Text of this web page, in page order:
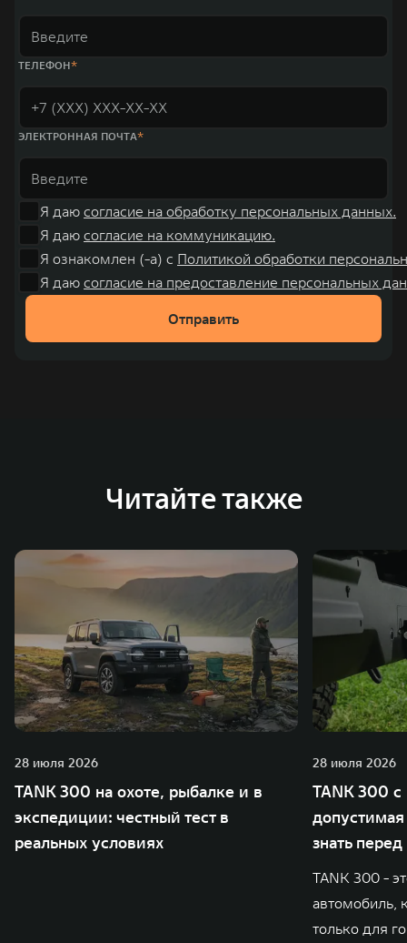
ТЕЛЕФОН
ЭЛЕКТРОННАЯ ПОЧТА
Я даю согласие на обработку персональных данных.
Я даю согласие на коммуникацию.
Я ознакомлен (-а) с Политикой обработки
Я даю согласие на предоставление персональных
Отправить
Читайте также
28 июля 2026
TANK 300 на охоте, рыбалке и в
экспедиции: честный тест в
реальных условиях
28 июля 2026
TANK 300
знать
TANK 300 -
автомобиль,
только для